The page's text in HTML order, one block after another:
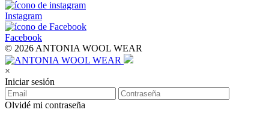
Instagram
Facebook
© 2026 ANTONIA WOOL WEAR
×
Iniciar sesión
Olvidé mi contraseña